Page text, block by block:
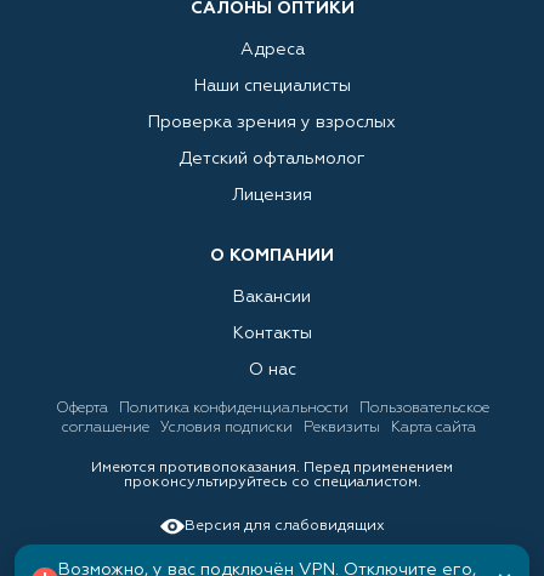
САЛОНЫ ОПТИКИ
Адреса
Наши специалисты
Проверка зрения у взрослых
Детский офтальмолог
Лицензия
О КОМПАНИИ
Вакансии
Контакты
О нас
Оферта Политика конфиденциальности
Пользовательское
соглашение
Условия подписки Реквизиты Карта сайта
Имеются противопоказания. Перед применением
проконсультируйтесь со специалистом.
Версия для слабовидящих
Возможно, у вас подключён VPN. Отключите его,